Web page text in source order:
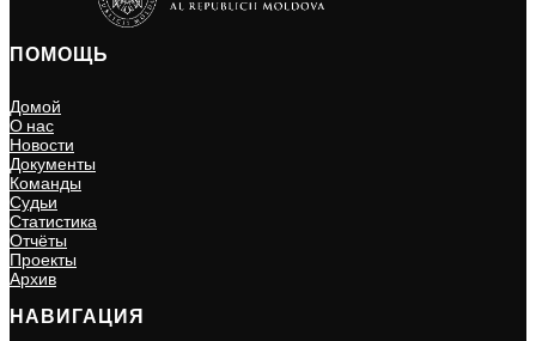
ПОМОЩЬ
Домой
О нас
Новости
Документы
Команды
Судьи
Статистика
Отчёты
Проекты
Архив
НАВИГАЦИЯ